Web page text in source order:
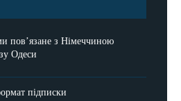
пов’язане з Німеччиною
Одеси
підписки